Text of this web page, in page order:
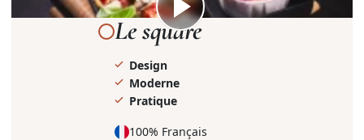
la
Le square
Design
Moderne
Pratique
100% Français